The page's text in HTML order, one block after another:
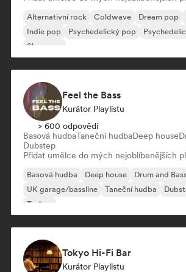
Alternativní rock Coldwave Dream pop
Indie pop
Psychedelický pop
Shoegaze
Feel the Bass
Kurátor Playlistu
> 600 odpovědí
Basová hudbaTaneční hudbaDeep house
Dubstep
Přidat umělce do mých nejoblíbenějších
Basová hudba Deep house
Drum and
UK garage/bassline
Taneční hudba
Techno
Tokyo Hi-Fi Bar
Kurátor Playlistu